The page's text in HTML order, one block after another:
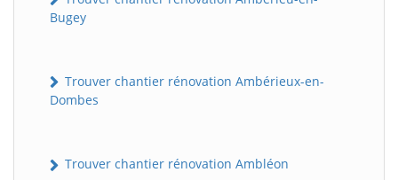
Bugey
Trouver chantier rénovation Ambérieux-en-
Dombes
Trouver chantier rénovation Ambléon